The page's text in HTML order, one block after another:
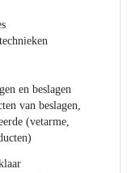
en beslagen
van beslagen,
(vetarme,